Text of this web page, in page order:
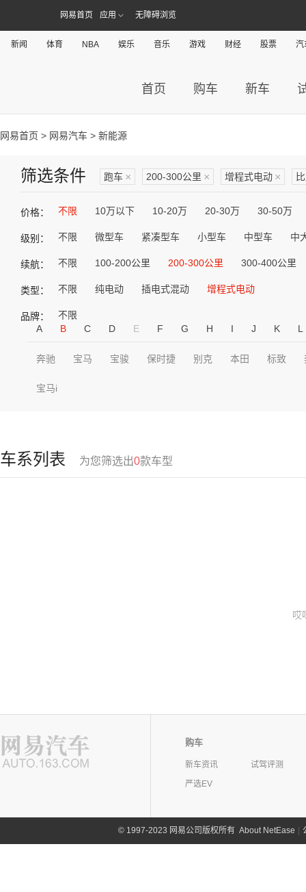
网易首页 应用 无障碍浏览
新闻 体育 NBA 娱乐 音乐 游戏 财经 股票 汽
首页 购车 新车
网易首页 > 网易汽车 > 新能源
筛选条件 跑车 × 200-300公里 × 增程式电动 ×
价格： 不限 10万以下 10-20万 20-30万 30-50万
级别： 不限 微型车 紧凑型车 小型车 中型车 中
续航： 不限 100-200公里 200-300公里 300-400公里
类型： 不限 纯电动 插电式混动 增程式电动
品牌：
不限
A
B C D E F G H I J K L
奔驰 宝马 宝骏 保时捷 别克 本田 标致
宝马i
车系列表 为您筛选出0款车型
哎
购车
新车资讯
试驾评测
严选EV
©1997-2023 网易公司版权所有 About NetEase